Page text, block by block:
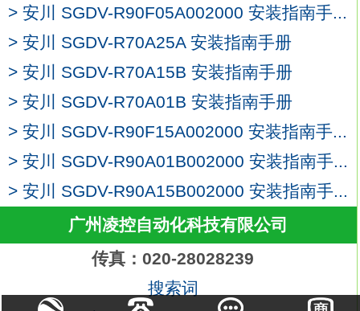
SGDV-R70A25A
参数设定器内置。
由伺服驱动器本体可直接输入参数。
节省配线。
采用了串行编码器，编码器配线数比原产品
减少了1/2。
多合一控制：利用参数切换可别使用转矩、
位置、速度控制安川SGDV-R70A25A。
型、用途佳型伺服单元（型）。
大适用电机容量：0.5kw。
电源电压：三相AC400V。
设计顺序：A。
硬件规格：涂漆处理。
接口：MECHATROLINK-III通信指令型（旋
> 安川 SGDV-R90F05A002000 安装指南手...
> 安川 SGDV-R70A25A 安装指南手册
> 安川 SGDV-R70A15B 安装指南手册
> 安川 SGDV-R70A01B 安装指南手册
> 安川 SGDV-R90F15A002000 安装指南手...
> 安川 SGDV-R90A01B002000 安装指南手...
> 安川 SGDV-R90A15B002000 安装指南手...
广州凌控自动化科技有限公司
传真：020-28028239
搜索词